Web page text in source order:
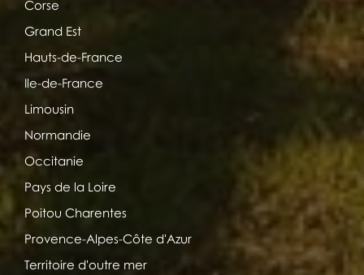
Corse
Grand Est
Hauts-de-France
Ile-de-France
Limousin
Normandie
Occitanie
Pays de la Loire
Poitou Charentes
Provence-Alpes-Côte d'Azur
Territoire d'outre mer